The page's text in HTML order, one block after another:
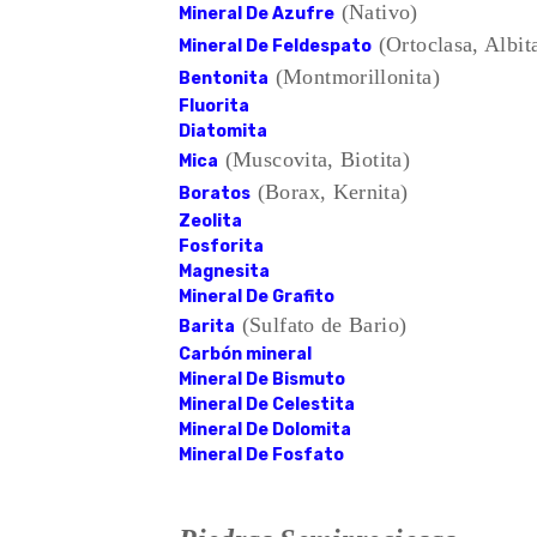
Mineral De Azufre (Nativo)
Mineral De Feldespato (Ortoclasa,
Bentonita (Montmorillonita)
Fluorita
Diatomita
Mica (Muscovita, Biotita)
Boratos (Borax, Kernita)
Zeolita
Fosforita
Magnesita
Mineral De Grafito
Barita (Sulfato de Bario)
Carbón mineral
Mineral De Bismuto
Mineral De Celestita
Mineral De Dolomita
Mineral De Fosfato